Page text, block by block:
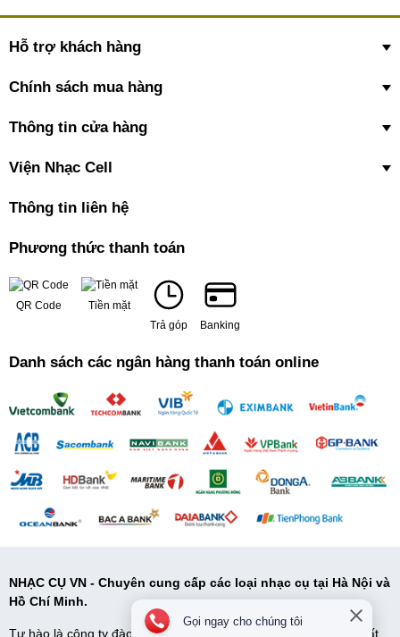
Hỗ trợ khách hàng
Chính sách mua hàng
Thông tin cửa hàng
Viện Nhạc Cell
Thông tin liên hệ
Phương thức thanh toán
QR Code
Tiền mặt
Trả góp
Banking
Danh sách các ngân hàng thanh toán online
NHẠC CỤ VN - Chuyên cung cấp các loại nhạc cụ tại Hà Nội và
Hồ Chí Minh.
Tự hào là công ty đào tạo và cung cấp cấp nhạc cụ uy tín và chất
Gọi ngay cho chúng tôi